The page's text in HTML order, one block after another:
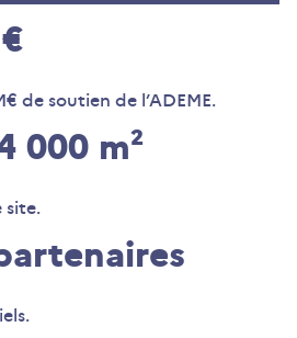
de soutien de l’ADEME.
000 m²
site.